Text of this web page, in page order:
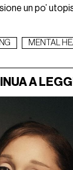
un po’
MENTAL
A